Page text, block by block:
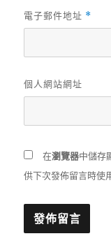
電子郵件地址 *
個人網站網址
在瀏覽器中儲存
供下次發佈留言時使